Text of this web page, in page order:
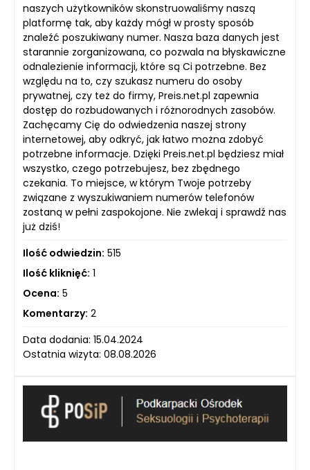
naszych użytkowników skonstruowaliśmy naszą
platformę tak, aby każdy mógł w prosty sposób
znaleźć poszukiwany numer. Nasza baza danych jest
starannie zorganizowana, co pozwala na błyskawiczne
odnalezienie informacji, które są Ci potrzebne. Bez
względu na to, czy szukasz numeru do osoby
prywatnej, czy też do firmy, Preis.net.pl zapewnia
dostęp do rozbudowanych i różnorodnych zasobów.
Zachęcamy Cię do odwiedzenia naszej strony
internetowej, aby odkryć, jak łatwo można zdobyć
potrzebne informacje. Dzięki Preis.net.pl będziesz miał
wszystko, czego potrzebujesz, bez zbędnego
czekania. To miejsce, w którym Twoje potrzeby
związane z wyszukiwaniem numerów telefonów
zostaną w pełni zaspokojone. Nie zwlekaj i sprawdź nas
już dziś!
Ilość odwiedzin: 515
Ilość kliknięć: 1
Ocena: 5
Komentarzy: 2
Data dodania: 15.04.2024
Ostatnia wizyta: 08.08.2026